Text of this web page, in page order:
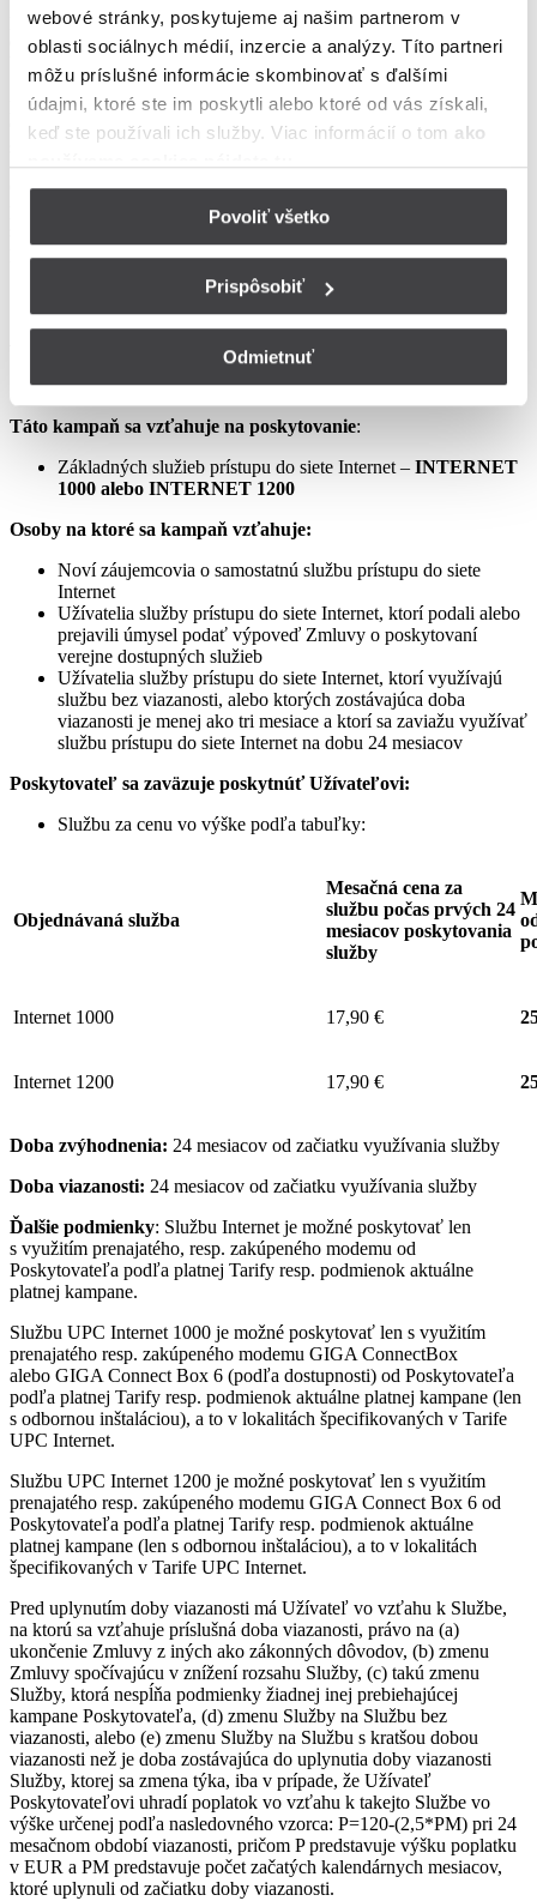
webové stránky, poskytujeme aj našim partnerom v
oblasti sociálnych médií, inzercie a analýzy. Títo partneri
môžu príslušné informácie skombinovať s ďalšími
údajmi, ktoré ste im poskytli alebo ktoré od vás získali,
keď ste používali ich služby. Viac informácií o tom ako
Povoliť všetko
Prispôsobiť
Odmietnuť
podmienkach neupravené sa riadia Zmluvou o poskytovaní verejne
dostupných služieb, vrátane všetkých jej súčastí, t.j. najmä
Všeobecných obchodných
podmienok na poskytovanie verejne dostupných služieb,
Osobitných podmienok, Tarify UPC Internet a Tarify jednorazových
služieb a iných platieb.
Ceny v týchto podmienkach kampane predstavujú mesačné
poplatky za využívanie služieb podľa týchto podmienok kampane a
sú uvedené vrátane DPH podľa aktuálne platných právnych
predpisov.
Aprílový Crazy Week – Internet samostatne – LIS
Táto kampaň sa vzťahuje na poskytovanie:
Základných služieb prístupu do siete Internet – INTERNET
1000 alebo INTERNET 1200
Osoby na ktoré sa kampaň vzťahuje:
Noví záujemcovia o samostatnú službu prístupu do siete
Internet
Užívatelia služby prístupu do siete Internet, ktorí podali alebo
prejavili úmysel podať výpoveď Zmluvy o poskytovaní
verejne dostupných služieb
Užívatelia služby prístupu do siete Internet, ktorí využívajú
službu bez viazanosti, alebo ktorých zostávajúca doba
viazanosti je menej ako tri mesiace a ktorí sa zaviažu využívať
službu prístupu do siete Internet na dobu 24 mesiacov
Poskytovateľ sa zaväzuje poskytnúť Užívateľovi:
Službu za cenu vo výške podľa tabuľky:
Objednávaná služba
Mesačná cena za
službu počas prvých 24
mesiacov poskytovania
služby
Internet 1000 17,90 €
Internet 1200 17,90 €
Doba zvýhodnenia: 24 mesiacov od začiatku využívania služby
Doba viazanosti: 24 mesiacov od začiatku využívania služby
Ďalšie podmienky: Službu Internet je možné poskytovať len
s využitím prenajatého, resp. zakúpeného modemu od
Poskytovateľa podľa platnej Tarify resp. podmienok aktuálne
platnej kampane.
Službu UPC Internet 1000 je možné poskytovať len s využitím
prenajatého resp. zakúpeného modemu GIGA ConnectBox
alebo GIGA Connect Box 6 (podľa dostupnosti) od Poskytovateľa
podľa platnej Tarify resp. podmienok aktuálne platnej kampane (len
s odbornou inštaláciou), a to v lokalitách špecifikovaných v Tarife
UPC Internet.
Službu UPC Internet 1200 je možné poskytovať len s využitím
prenajatého resp. zakúpeného modemu GIGA Connect Box 6 od
Poskytovateľa podľa platnej Tarify resp. podmienok aktuálne
platnej kampane (len s odbornou inštaláciou), a to v lokalitách
špecifikovaných v Tarife UPC Internet.
Pred uplynutím doby viazanosti má Užívateľ vo vzťahu k Službe,
na ktorú sa vzťahuje príslušná doba viazanosti, právo na (a)
ukončenie Zmluvy z iných ako zákonných dôvodov, (b) zmenu
Zmluvy spočívajúcu v znížení rozsahu Služby, (c) takú zmenu
Služby, ktorá nespĺňa podmienky žiadnej inej prebiehajúcej
kampane Poskytovateľa, (d) zmenu Služby na Službu bez
viazanosti, alebo (e) zmenu Služby na Službu s kratšou dobou
viazanosti než je doba zostávajúca do uplynutia doby viazanosti
Služby, ktorej sa zmena týka, iba v prípade, že Užívateľ
Poskytovateľovi uhradí poplatok vo vzťahu k takejto Službe vo
výške určenej podľa nasledovného vzorca: P=120-(2,5*PM) pri 24
mesačnom období viazanosti, pričom P predstavuje výšku poplatku
v EUR a PM predstavuje počet začatých kalendárnych mesiacov,
ktoré uplynuli od začiatku doby viazanosti.